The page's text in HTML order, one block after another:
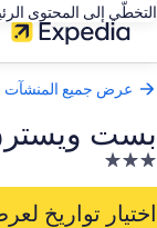
التخطّي إلى المحتوى
عرض جميع المنشآت
بست
منشأة
فندقية
مصنفة
اختيار تواريخ